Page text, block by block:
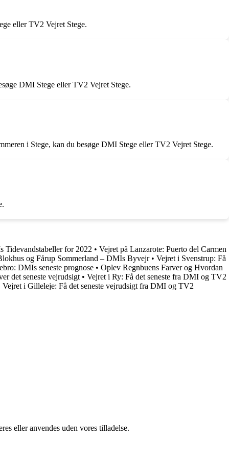
eller TV2 Vejret Stege.
DMI Stege eller TV2 Vejret Stege.
i Stege, kan du besøge DMI Stege eller TV2 Vejret Stege.
Tidevandstabeller for 2022 • Vejret på Lanzarote: Puerto del Carmen
og Fårup Sommerland – DMIs Byvejr• Vejret i Svenstrup: Få
DMIs seneste prognose • Oplev Regnbuens Farver og Hvordan
det seneste vejrudsigt • Vejret i Ry: Få det seneste fra DMI og TV2
Vejret i Gilleleje: Få det seneste vejrudsigt fra DMI og TV2
eller anvendes uden vores tilladelse.